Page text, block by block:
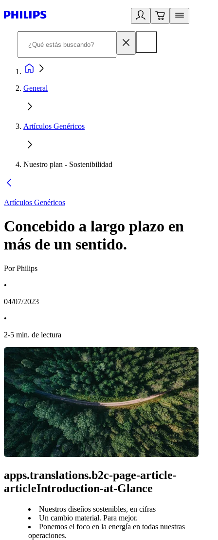
General
Artículos Genéricos
Nuestro plan - Sostenibilidad
Artículos Genéricos
Concebido a largo plazo en
más de un sentido.
Por Philips
•
04/07/2023
•
2-5 min. de lectura
apps.translations.b2c-page-article-
articleIntroduction-at-Glance
Nuestros diseños sostenibles, en cifras
Un cambio material. Para mejor.
Ponemos el foco en la energía en todas nuestras
operaciones.